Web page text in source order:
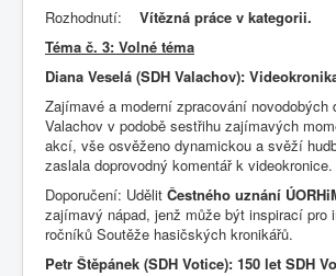
Rozhodnutí: Vítězná práce v kategorii.
Téma č. 3: Volné téma
Diana Veselá (SDH Valachov):
Zajímavé a moderní zpracování novodobých
Valachov v podobě sestřihu zajímavých
akcí, vše osvěženo dynamickou a svěží
zaslala doprovodný komentář k videokronice.
Doporučení: Udělit Čestného uznání
zajímavý nápad, jenž může být inspirací pro
ročníků Soutěže hasičských kronikářů.
Petr Štěpánek (SDH Votice): 150 let SDH